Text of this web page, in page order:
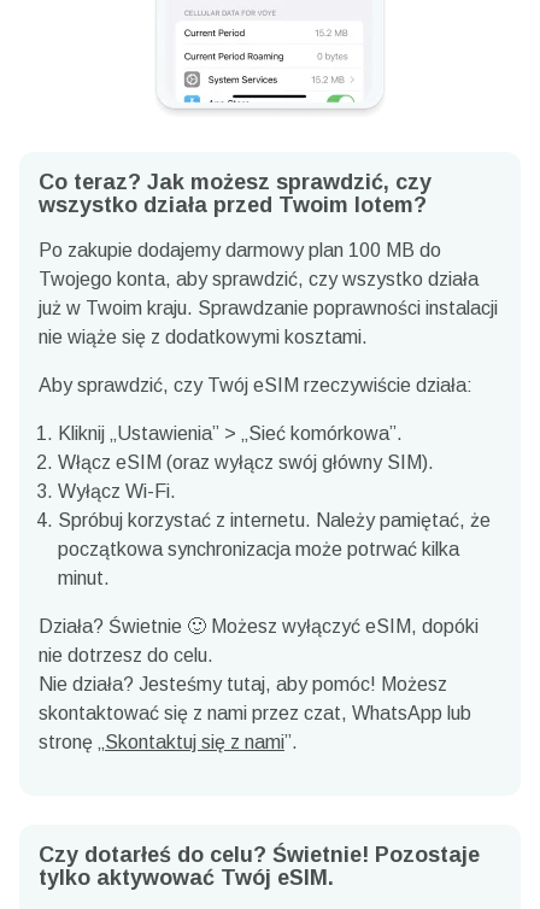
Co teraz? Jak możesz sprawdzić, czy
wszystko działa przed Twoim lotem?
Po zakupie dodajemy darmowy plan 100 MB do
Twojego konta, aby sprawdzić, czy wszystko działa
już w Twoim kraju. Sprawdzanie poprawności instalacji
nie wiąże się z dodatkowymi kosztami.
Aby sprawdzić, czy Twój eSIM rzeczywiście działa:
Kliknij „Ustawienia” > „Sieć komórkowa”.
Włącz eSIM (oraz wyłącz swój główny SIM).
Wyłącz Wi-Fi.
Spróbuj korzystać z internetu. Należy pamiętać, że
początkowa synchronizacja może potrwać kilka
minut.
Działa? Świetnie 🙂 Możesz wyłączyć eSIM, dopóki
nie dotrzesz do celu.
Nie działa? Jesteśmy tutaj, aby pomóc! Możesz
skontaktować się z nami przez czat, WhatsApp lub
stronę „ Skontaktuj się z nami”.
Czy dotarłeś do celu? Świetnie! Pozostaje
tylko aktywować Twój eSIM.